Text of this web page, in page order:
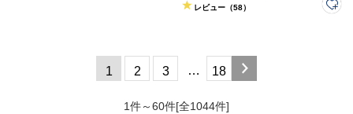
レビュー（58）
1 2 3 … 18
1件～60件[全1044件]